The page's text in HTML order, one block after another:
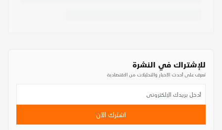
للإشتراك في النشرة
تعرف على أحدث الأخبار والتحليلات من الاقتصادية
اشترك الآن